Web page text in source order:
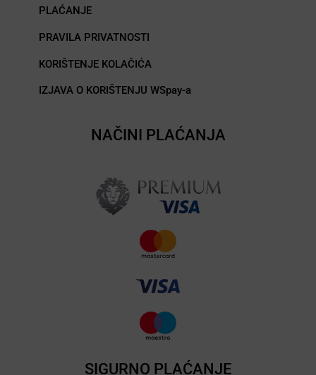
PLAĆANJE
PRAVILA PRIVATNOSTI
KORIŠTENJE KOLAČIĆA
IZJAVA O KORIŠTENJU WSpay-a
NAČINI PLAĆANJA
SIGURNO PLAĆANJE